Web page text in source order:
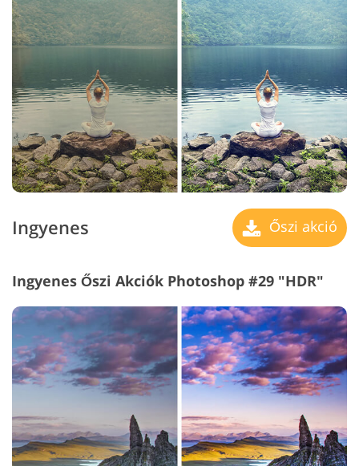
Ingyenes Őszi akció
Ingyenes Őszi Akciók Photoshop #29 "HDR"